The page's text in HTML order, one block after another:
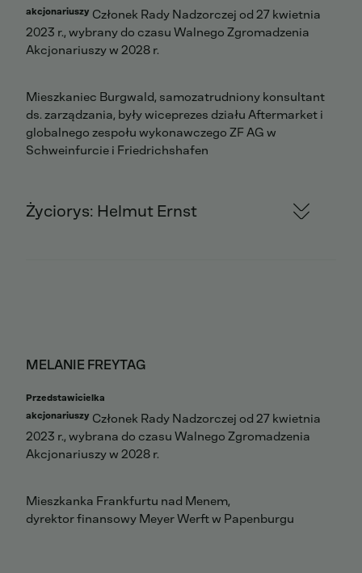
akcjonariuszy Członek Rady Nadzorczej od 27 kwietnia
2023 r., wybrany do czasu Walnego Zgromadzenia
Akcjonariuszy w 2028 r.
Mieszkaniec Burgwald, samozatrudniony konsultant
ds. zarządzania, były wiceprezes działu Aftermarket i
globalnego zespołu wykonawczego ZF AG w
Schweinfurcie i Friedrichshafen
Życiorys: Helmut Ernst
MELANIE FREYTAG
Przedstawicielka
akcjonariuszy Członek Rady Nadzorczej od 27 kwietnia
2023 r., wybrana do czasu Walnego Zgromadzenia
Akcjonariuszy w 2028 r.
Mieszkanka Frankfurtu nad Menem,
dyrektor finansowy Meyer Werft w Papenburgu